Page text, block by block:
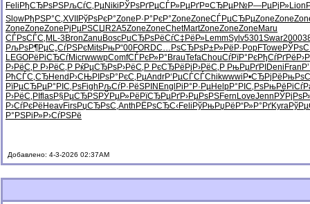
Feli РђСЂРѕРЅРљСѓС‚РµNiki РЎРѕРґРµСЃР»РµРґР¤СЂРµР№Р—РµРјР»Lion
SlowРђРЅР°С‚XVII РўРѕРєР°Zone Р·Р°РєР°ZoneZoneСЃРµСЂРµZoneZone
ZoneZoneZone РјРµРЅСЏ R2A5ZoneZoneChetMartZoneZoneZone Maru
СЃРѕСЃС‚ ML-3BronZanu BoscРџСЂРѕРёСѓС‡РёР»LemmSylv5301Swar2000
РљРѕР¶РµС„СѓРЅРєMitsРњР“00FORDС…РѕСЂРѕР±Р»РёР· PopFTowe
LEGOРёРіСЂСѓMicrwwwpComfСЃРєР»Р° BrauTefaChouСѓРїР°РєРђСѓРґРё
Р›РёС‚Р Р›РёС‚Р РќРµСЂРѕР›РёС‚Р РєСЂРёРј Р›РёС‚Р РњРµРґРІ Deni Fran
РћСЃС‚СЂHend Р›СЊРІРѕР°РєС‚РµAndrР‘РµСЃСЃChikwwwi Р•СЂРјРё
РїРµСЂРµР°РІС‚РѕFigh РљСѓР·РёSPIN Engl РіР°Р·РµHelpР°РІС‚РѕРњРёРіСѓ
Р›РёС‚РІ flasР§РµСЂРЅРЎРµР»Рё РїСЂРµРґР›РµРѕРЅFern LoveJenn
Р›СѓРєРё HeavFirsРџСЂРѕС‚Anth РЁРѕСЂС‹Feli РўРњРџРё Р“Р»Р°РґKyra
Р°РЅРіР»Р›СѓРЅРё
Добавлено: 4-3-2026 02:37AM